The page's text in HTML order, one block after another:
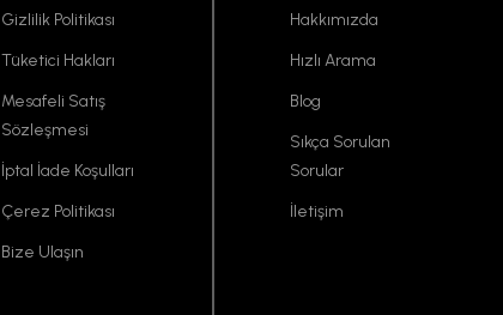
Gizlilik Politikası
Tüketici Hakları
Mesafeli Satış
Sözleşmesi
İptal İade Koşulları
Çerez Politikası
Bize Ulaşın
Hakkımızda
Hızlı Arama
Blog
Sıkça Sorulan
Sorular
İletişim